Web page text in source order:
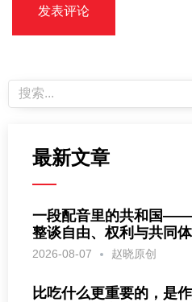
最新文章
一段配音里的共和国——
整谈自由、权利与共同体
2026-08-07 赵晓原创
比吃什么更重要的，是